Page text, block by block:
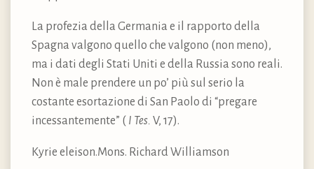
La profezia della Germania e il rapporto della
Spagna valgono quello che valgono (non meno),
ma i dati degli Stati Uniti e della Russia sono reali.
Non è male prendere un po’ più sul serio la
costante esortazione di San Paolo di “pregare
incessantemente” ( I Tes. V, 17).
Kyrie eleison.Mons. Richard Williamson